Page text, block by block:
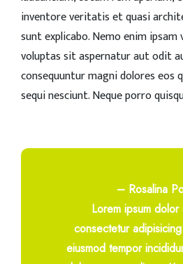
inventore veritatis et quasi
sunt explicabo. Nemo enim
voluptas sit aspernatur aut odit
consequuntur magni dolores
sequi nesciunt. Neque porro
Lorem ipsum dolor
consectetur
eiusmod tempor
– Rosalina